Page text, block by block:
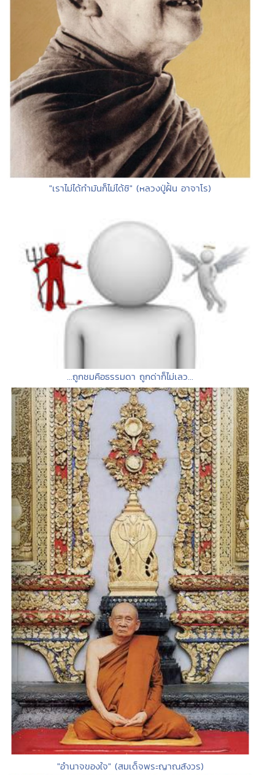
"เราไม่ได้ทำมันก็ไม่ได้ซิ" (หลวงปู่ฝั้น อาจาโร)
...ถูกชมคือธรรมดา ถูกด่าก็ไม่เลว...
"อำนาจของใจ" (สมเด็จพระญาณสังวร)